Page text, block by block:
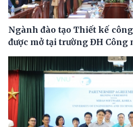
Ngành đào tạo Thiết kế
được mở tại trường ĐH Công